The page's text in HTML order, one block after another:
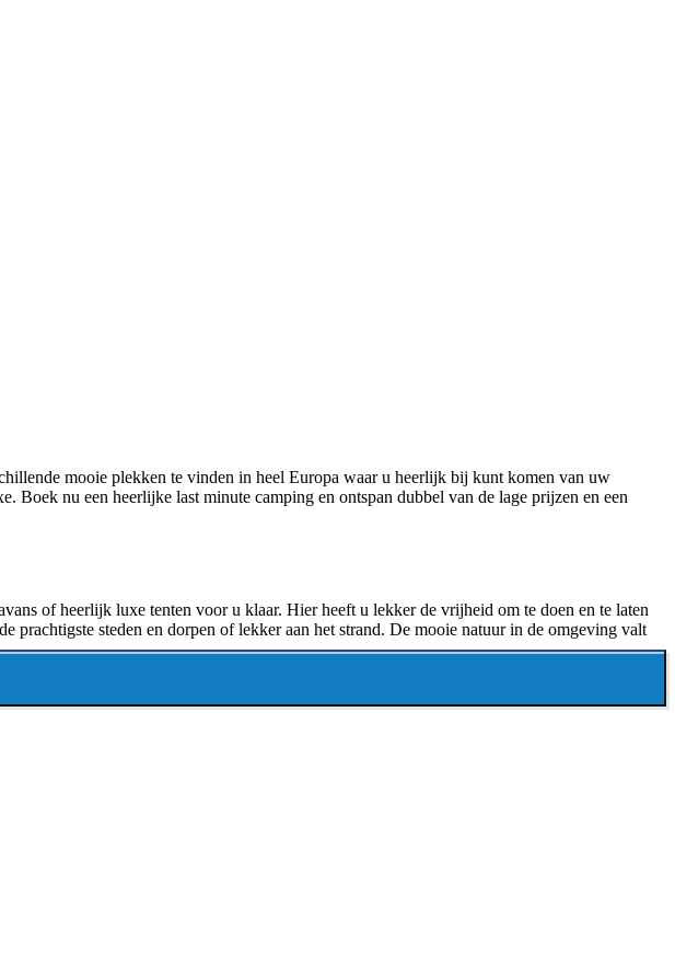
mooie plekken te vinden in heel Europa waar u heerlijk bij kunt komen van uw
nu een heerlijke last minute camping en ontspan dubbel van de lage prijzen en een
of heerlijk luxe tenten voor u klaar. Hier heeft u lekker de vrijheid om te doen en te laten
steden en dorpen of lekker aan het strand. De mooie natuur in de omgeving valt
en/of vrienden tussenzit en geniet van een heerlijke, ontspannende vakantie op een last